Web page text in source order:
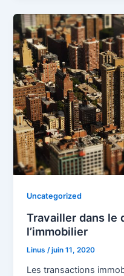
Uncategorized
Travailler dans le
l’immobilier
Linus/juin 11, 2020
Les transactions